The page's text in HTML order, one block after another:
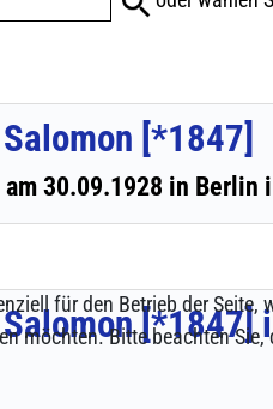
für den Betrieb der
möchten. Bitte beachten